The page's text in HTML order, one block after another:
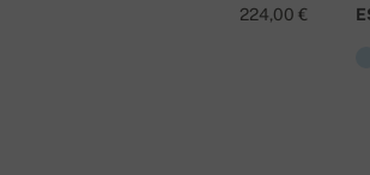
224,00 €